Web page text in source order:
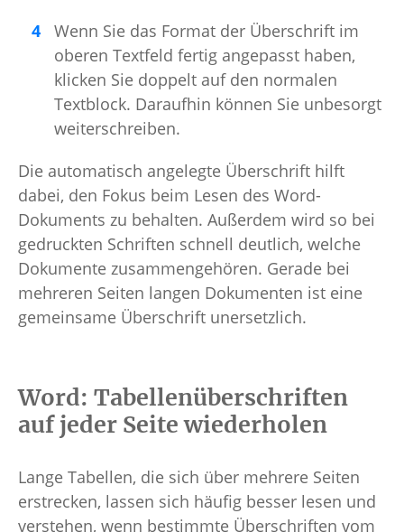
Wenn Sie das Format der Überschrift im
oberen Textfeld fertig angepasst haben,
klicken Sie doppelt auf den normalen
Textblock. Daraufhin können Sie unbesorgt
weiterschreiben.
Die automatisch angelegte Überschrift hilft
dabei, den Fokus beim Lesen des Word-
Dokuments zu behalten. Außerdem wird so bei
gedruckten Schriften schnell deutlich, welche
Dokumente zusammengehören. Gerade bei
mehreren Seiten langen Dokumenten ist eine
gemeinsame Überschrift unersetzlich.
Word: Tabellenüberschriften
auf jeder Seite wiederholen
Lange Tabellen, die sich über mehrere Seiten
erstrecken, lassen sich häufig besser lesen und
verstehen, wenn bestimmte Überschriften vom